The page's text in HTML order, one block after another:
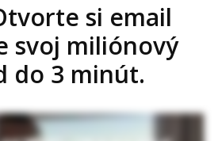
si email
svoj miliónový
do 3 minút.